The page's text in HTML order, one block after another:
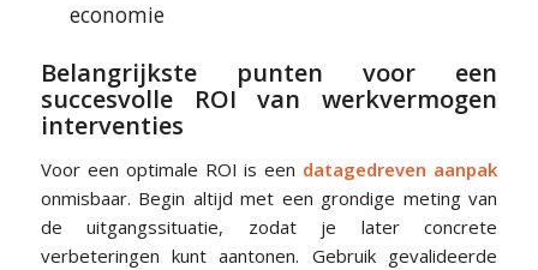
economie
Belangrijkste punten voor een
succesvolle ROI van werkvermogen
interventies
Voor een optimale ROI is een datagedreven aanpak
onmisbaar. Begin altijd met een grondige meting van
de uitgangssituatie, zodat je later concrete
verbeteringen kunt aantonen. Gebruik gevalideerde